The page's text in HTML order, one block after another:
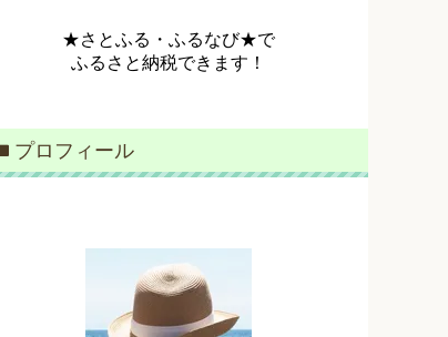
★さとふる・ふるなび★で
ふるさと納税できます！
プロフィール